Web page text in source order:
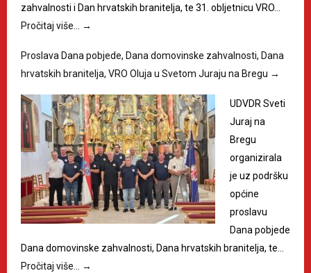
zahvalnosti i Dan hrvatskih branitelja, te 31. obljetnicu VRO…
Pročitaj više… →
Proslava Dana pobjede, Dana domovinske zahvalnosti, Dana
hrvatskih branitelja, VRO Oluja u Svetom Juraju na Bregu →
UDVDR Sveti
Juraj na
Bregu
organizirala
je uz podršku
općine
proslavu
Dana pobjede
Dana domovinske zahvalnosti, Dana hrvatskih branitelja, te…
Pročitaj više… →